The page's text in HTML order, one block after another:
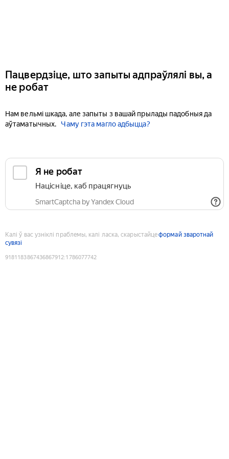
Пацвердзіце, што запыты адпраўлялі вы, а
не робат
Нам вельмі шкада, але запыты з вашай прылады падобныя да
аўтаматычных.
Чаму гэта магло адбыцца?
Я не робат
Націсніце, каб працягнуць
SmartCaptcha by Yandex Cloud
Калі ў вас узніклі праблемы, калі ласка, скарыстайцеформай зваротнай
сувязі
9181183867436867912:1786077742